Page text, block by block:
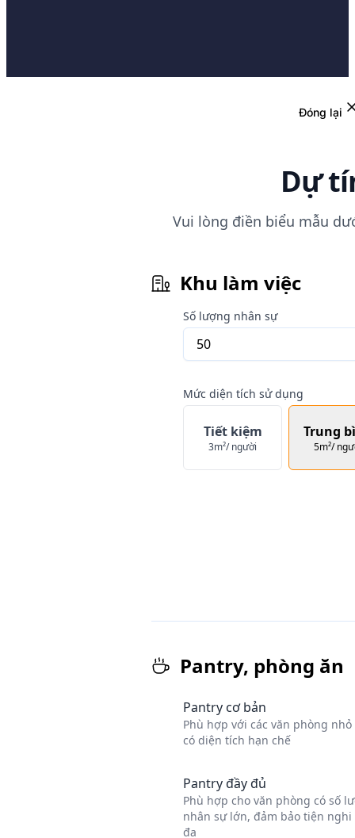
Đóng lại